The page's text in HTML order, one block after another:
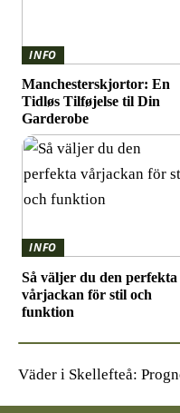
INFO
Manchesterskjortor: En
Tidløs Tilføjelse til Din
Garderobe
INFO
Så väljer du den perfekta
vårjackan för stil och
funktion
Väder i Skellefteå: